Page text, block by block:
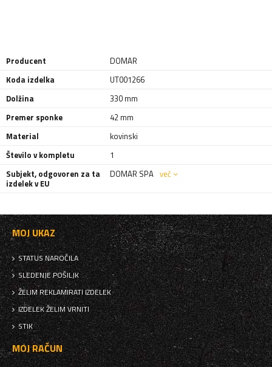
Producent
DOMAR
Koda izdelka
UT001266
Dolžina
330 mm
Premer sponke
42 mm
Material
kovinski
Število v kompletu
1
Subjekt, odgovoren za ta
izdelek v EU
DOMAR SPA več
MOJ UKAZ
STATUS NAROČILA
SLEDENJE POŠILJK
ŽELIM REKLAMIRATI IZDELEK
IZDELEK ŽELIM VRNITI
STIK
MOJ RAČUN